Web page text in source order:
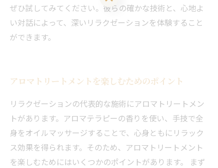
ぜひ試してみてください。彼らの確かな技術と、心地よ
い対話によって、深いリラクゼーションを体験すること
ができます。
アロマトリートメントを楽しむためのポイント
リラクゼーションの代表的な施術にアロマトリートメン
トがあります。アロマテラピーの香りを使い、手技で全
身をオイルマッサージすることで、心身ともにリラック
ス効果を得られます。そのため、アロマトリートメント
を楽しむためにはいくつかのポイントがあります。 まず